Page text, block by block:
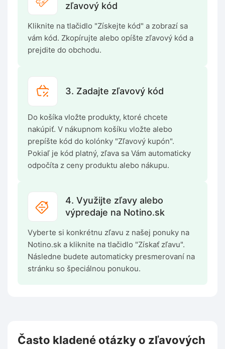
zľavový kód
Kliknite na tlačidlo "Získejte kód" a zobrazí sa
vám kód. Zkopírujte alebo opíšte zľavový kód a
prejdite do obchodu.
3. Zadajte zľavový kód
Do košíka vložte produkty, ktoré chcete
nakúpiť. V nákupnom košíku vložte alebo
prepíšte kód do kolónky "Zľavový kupón".
Pokiaľ je kód platný, zľava sa Vám automaticky
odpočíta z ceny produktu alebo nákupu.
4. Využijte zľavy alebo
výpredaje na Notino.sk
Vyberte si konkrétnu zľavu z našej ponuky na
Notino.sk a kliknite na tlačidlo "Získať zľavu".
Následne budete automaticky presmerovaní na
stránku so špeciálnou ponukou.
Často kladené otázky o zľavových